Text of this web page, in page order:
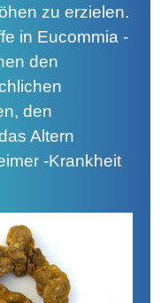
zu erzielen.
in Eucommia -
den
den
Altern
-Krankheit